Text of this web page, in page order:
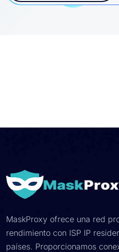
MaskProxy ofrece una red
rendimiento con ISP IP
países. Proporcionamos